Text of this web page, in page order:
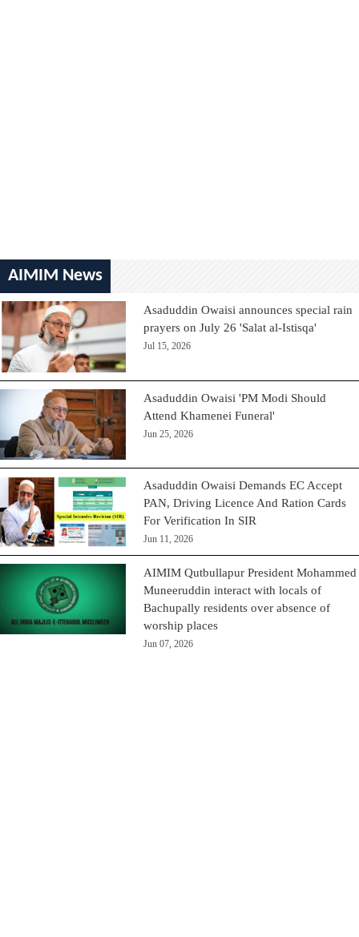
AIMIM News
Asaduddin Owaisi announces special rain
prayers on July 26 'Salat al-Istisqa'
Jul 15, 2026
Asaduddin Owaisi 'PM Modi Should
Attend Khamenei Funeral'
Jun 25, 2026
Asaduddin Owaisi Demands EC Accept
PAN, Driving Licence And Ration Cards
For Verification In SIR
Jun 11, 2026
AIMIM Qutbullapur President Mohammed
Muneeruddin interact with locals of
Bachupally residents over absence of
worship places
Jun 07, 2026